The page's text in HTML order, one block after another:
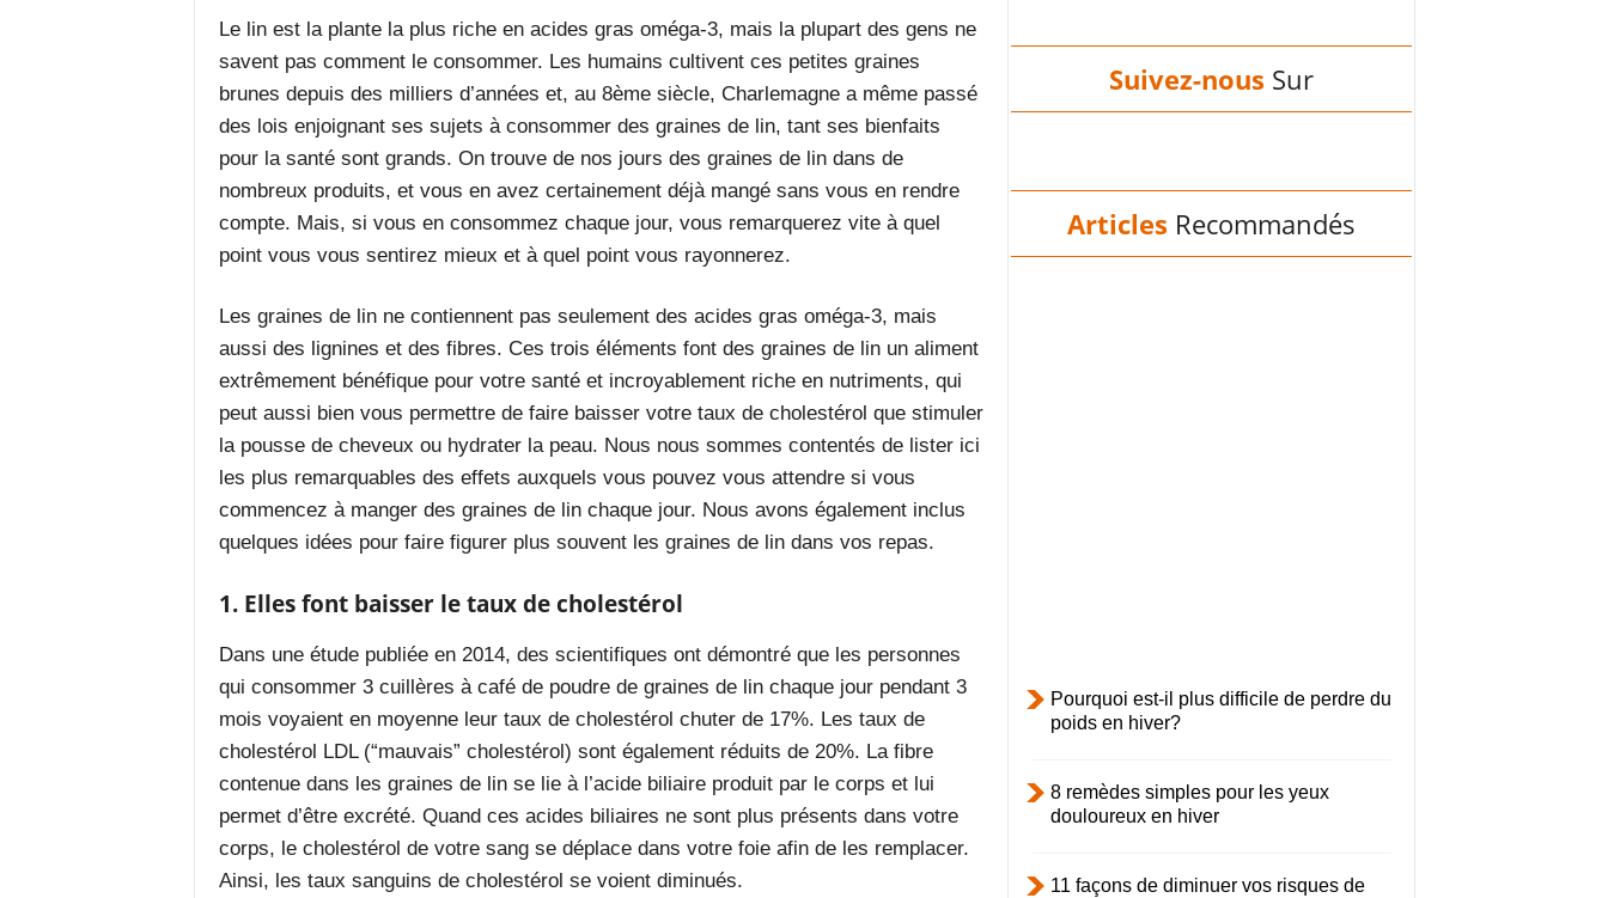
Le lin est la plante la plus riche en acides gras oméga-3, mais la plupart des gens ne
savent pas comment le consommer. Les humains cultivent ces petites graines
brunes depuis des milliers d’années et, au 8ème siècle, Charlemagne a même passé
des lois enjoignant ses sujets à consommer des graines de lin, tant ses bienfaits
pour la santé sont grands. On trouve de nos jours des graines de lin dans de
nombreux produits, et vous en avez certainement déjà mangé sans vous en rendre
compte. Mais, si vous en consommez chaque jour, vous remarquerez vite à quel
point vous vous sentirez mieux et à quel point vous rayonnerez.
Les graines de lin ne contiennent pas seulement des acides gras oméga-3, mais
aussi des lignines et des fibres. Ces trois éléments font des graines de lin un aliment
extrêmement bénéfique pour votre santé et incroyablement riche en nutriments, qui
peut aussi bien vous permettre de faire baisser votre taux de cholestérol que stimuler
la pousse de cheveux ou hydrater la peau. Nous nous sommes contentés de lister ici
les plus remarquables des effets auxquels vous pouvez vous attendre si vous
commencez à manger des graines de lin chaque jour. Nous avons également inclus
quelques idées pour faire figurer plus souvent les graines de lin dans vos repas.
1. Elles font baisser le taux de cholestérol
Dans une étudepubliée en 2014, des scientifiques ont démontré que les personnes
qui consommer 3 cuillères à café de poudre de graines de lin chaque jour pendant 3
mois voyaient en moyenne leur taux de cholestérol chuter de 17%. Les taux de
cholestérol LDL (“mauvais” cholestérol) sont également réduits de 20%. La fibre
contenue dans les graines de lin se lie à l’acide biliaire produit par le corps et lui
permet d’être excrété. Quand ces acides biliaires ne sont plus présents dans votre
corps, le cholestérol de votre sang se déplace dans votre foie afin de les remplacer.
Ainsi, les taux sanguins de cholestérol se voient diminués.
Suivez-nous Sur
Articles Recommandés
Pourquoi est-il plus difficile de perdre du
poids en hiver?
8 remèdes simples pour les yeux
douloureux en hiver
11 façons de diminuer vos risques de